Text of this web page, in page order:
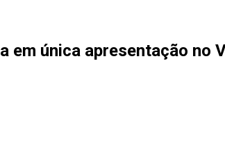
única apresentação no